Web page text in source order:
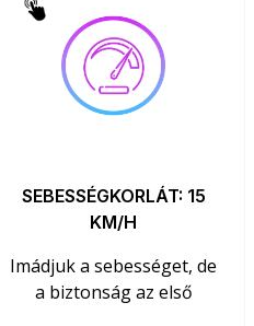
SEBESSÉGKORLÁT: 15
KM/H
Imádjuk a sebességet, de
a biztonság az első